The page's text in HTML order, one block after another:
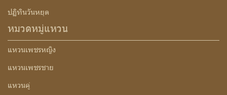
ปฏิทินวันหยุด
หมวดหมู่แหวน
แหวนเพชรหญิง
แหวนเพชรชาย
แหวนคู่